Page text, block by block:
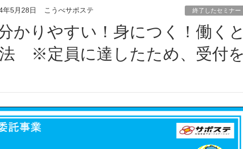
年5月28日 こうべサポステ 終了したセミナー
法 ※定員に達したため、受付